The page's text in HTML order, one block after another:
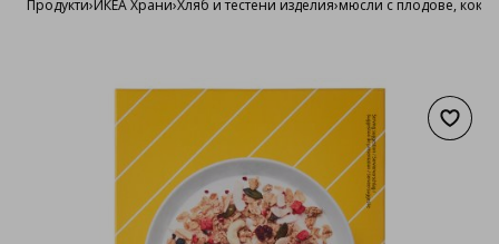
Продукти›ИКЕА Храни›Хляб и тестени изделия›мюсли с плодове,